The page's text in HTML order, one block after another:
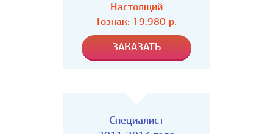
Настоящий
Гознак: 19.980р.
Специалист